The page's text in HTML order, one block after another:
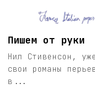
Пишем от руки
Нил Стивенсон,
свои романы
в...